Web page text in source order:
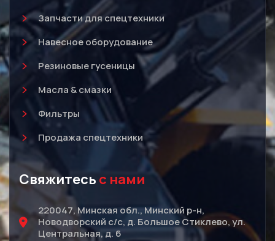
Запчасти для спецтехники
Навесное оборудование
Резиновые гусеницы
Масла & смазки
Фильтры
Продажа спецтехники
Свяжитесь с нами
220047, Минская обл., Минский р-н,
Новодворский с/с, д. Большое Стиклево, ул.
Центральная, д. 6